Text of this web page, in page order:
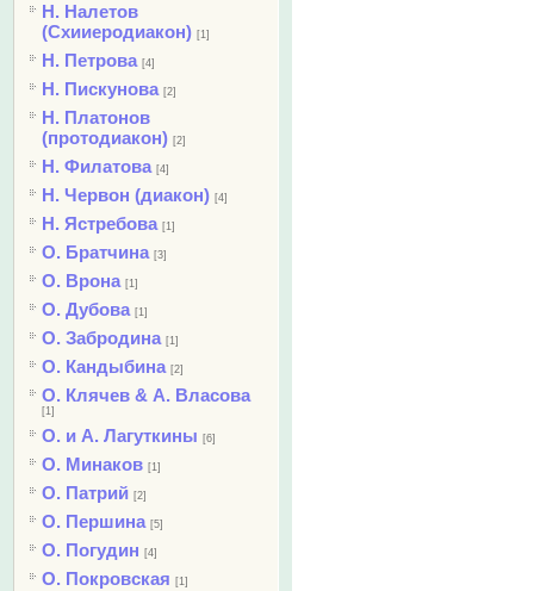
Н. Налетов
(Схииеродиакон) [1]
Н. Петрова [4]
Н. Пискунова [2]
Н. Платонов
(протодиакон) [2]
Н. Филатова [4]
Н. Червон (диакон) [4]
Н. Ястребова [1]
О. Братчина [3]
О. Врона [1]
О. Дубова [1]
О. Забродина [1]
О. Кандыбина [2]
О. Клячев & А. Власова
[1]
О. и А. Лагуткины [6]
О. Минаков [1]
О. Патрий [2]
О. Першина [5]
О. Погудин [4]
О. Покровская [1]